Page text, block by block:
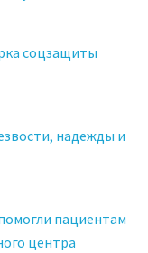
соцзащиты
надежды и
пациентам
центра